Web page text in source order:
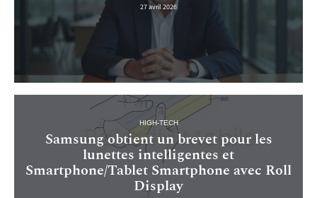
27 avril 2026
HIGH-TECH
Samsung obtient un brevet pour les
lunettes intelligentes et
Smartphone/Tablet Smartphone avec Roll
Display